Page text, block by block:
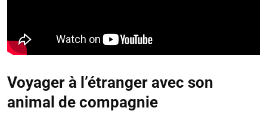
Voyager à l’étranger avec son
animal de compagnie